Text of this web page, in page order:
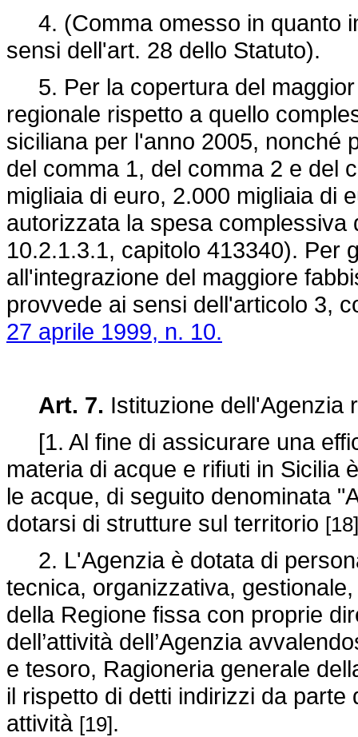
4. (Comma omesso in quanto
sensi dell'art. 28 dello Statuto).
5. Per la copertura del maggior
regionale rispetto a quello
siciliana per l'anno 2005, nonché
del comma 1, del comma 2 e del
migliaia di euro, 2.000 migliaia di
autorizzata la spesa complessiva
10.2.1.3.1, capitolo 413340). Per
all'integrazione del maggiore
provvede ai sensi dell'articolo 3,
27 aprile 1999, n. 10.
Art. 7. Istituzione dell'Agenzia
[1. Al fine di assicurare una
materia di acque e rifiuti in Sicilia
le acque, di seguito denominata
dotarsi di strutture sul territorio [18]
2. L'Agenzia è dotata di
tecnica, organizzativa,
della Regione fissa con proprie
dell’attività dell’Agenzia
e tesoro, Ragioneria generale
il rispetto di detti indirizzi da parte
attività [19].